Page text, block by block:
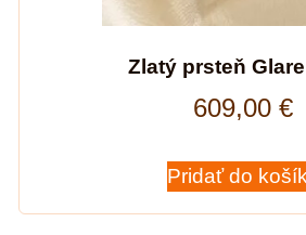
Zlatý prsteň
609,00 €
Pridať do